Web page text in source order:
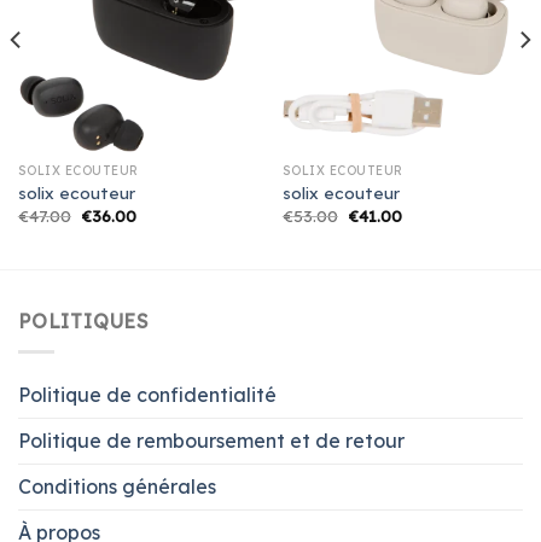
SOLIX ECOUTEUR
solix ecouteur
€47.00 €36.00
SOLIX ECOUTEUR
solix ecouteur
€53.00 €41.00
POLITIQUES
Politique de confidentialité
Politique de remboursement et de retour
Conditions générales
À propos